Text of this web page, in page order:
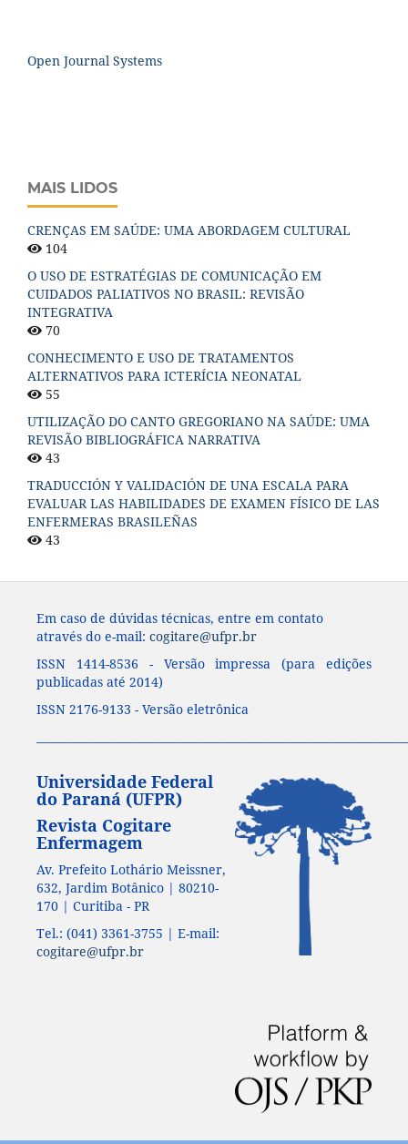
Open Journal Systems
MAIS LIDOS
CRENÇAS EM SAÚDE: UMA ABORDAGEM CULTURAL
104
O USO DE ESTRATÉGIAS DE COMUNICAÇÃO EM
CUIDADOS PALIATIVOS NO BRASIL: REVISÃO
INTEGRATIVA
70
CONHECIMENTO E USO DE TRATAMENTOS
ALTERNATIVOS PARA ICTERÍCIA NEONATAL
55
UTILIZAÇÃO DO CANTO GREGORIANO NA SAÚDE: UMA
REVISÃO BIBLIOGRÁFICA NARRATIVA
43
TRADUCCIÓN Y VALIDACIÓN DE UNA ESCALA PARA
EVALUAR LAS HABILIDADES DE EXAMEN FÍSICO DE LAS
ENFERMERAS BRASILEÑAS
43
Em caso de dúvidas técnicas, entre em contato
através do e-mail: cogitare@ufpr.br
ISSN 1414-8536 - Versão impressa (para edições
publicadas até 2014)
ISSN 2176-9133 - Versão eletrônica
Universidade Federal
do Paraná (UFPR)
Revista Cogitare
Enfermagem
Av. Prefeito Lothário Meissner,
632, Jardim Botânico | 80210-
170 | Curitiba - PR
Tel.: (041) 3361-3755 | E-mail:
cogitare@ufpr.br